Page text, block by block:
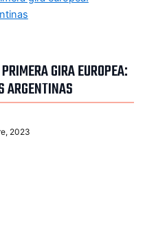
GIRA EUROPEA:
ARGENTINAS
2023